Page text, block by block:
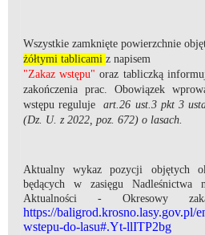
Wszystkie zamknięte powierzchnie
żółtymi tablicami z napisem
"Zakaz wstępu"oraz tabliczką
zakończenia prac. Obowiązek
wstępu reguluje
art.26 ust.3 pkt 3
(Dz. U. z 2022, poz. 672)o lasach.
Aktualny wykaz pozycji objętych
będących w zasięgu Nadleśnictwa
Aktualności - Okresowy
https://baligrod.krosno.lasy.gov.pl/
wstepu-do-lasu#.Yt-llITP2bg